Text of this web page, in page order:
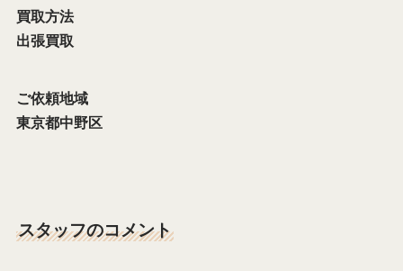
買取方法
出張買取
ご依頼地域
東京都中野区
スタッフのコメント